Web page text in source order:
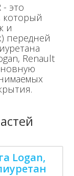
это
который
и
передней
Renault
Logan,